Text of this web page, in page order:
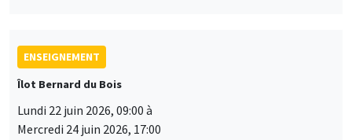
ENSEIGNEMENT
Îlot Bernard du Bois
Lundi 22 juin 2026, 09:00 à
Mercredi 24 juin 2026, 17:00